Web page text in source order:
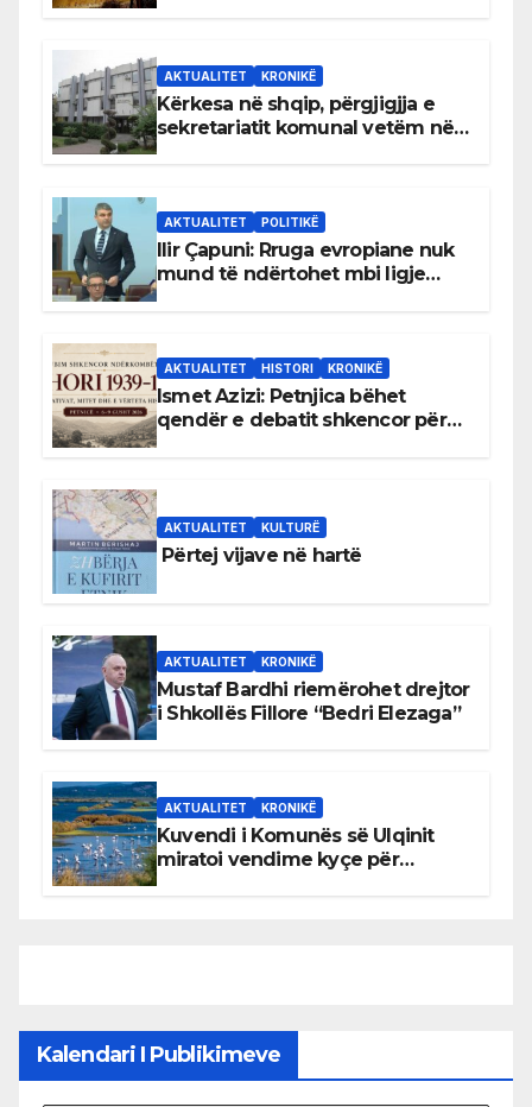
AKTUALITET KRONIKË
Kërkesa në shqip, përgjigjja e
sekretariatit komunal vetëm në
AKTUALITET POLITIKË
Ilir Çapuni: Rruga evropiane nuk
mund të ndërtohet mbi ligje
AKTUALITET HISTORI KRONIKË
Ismet Azizi: Petnjica bëhet
qendër e debatit shkencor për
AKTUALITET KULTURË
Përtej vijave në hartë
AKTUALITET KRONIKË
Mustaf Bardhi riemërohet drejtor
i Shkollës Fillore “Bedri Elezaga”
AKTUALITET KRONIKË
Kuvendi i Komunës së Ulqinit
miratoi vendime kyçe për
Kalendari I Publikimeve